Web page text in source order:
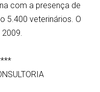
com a presença de
5.400 veterinários. O